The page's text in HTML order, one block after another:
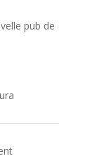
pub de